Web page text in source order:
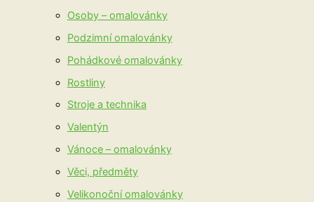
Osoby – omalovánky
Podzimní omalovánky
Pohádkové omalovánky
Rostliny
Stroje a technika
Valentýn
Vánoce – omalovánky
Věci, předměty
Velikonoční omalovánky